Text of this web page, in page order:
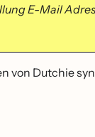
E-Mail
von Dutchie